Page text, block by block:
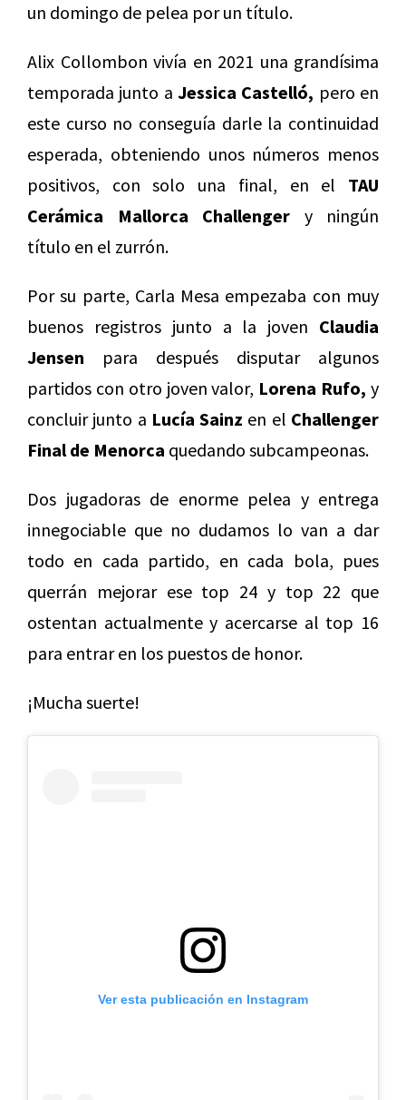
un domingo de pelea por un título.
Alix Collombon vivía en 2021 una grandísima
temporada junto a Jessica Castelló, pero en
este curso no conseguía darle la continuidad
esperada, obteniendo unos números menos
positivos, con solo una final, en el TAU
Cerámica Mallorca Challenger y ningún
título en el zurrón.
Por su parte, Carla Mesa empezaba con muy
buenos registros junto a la joven Claudia
Jensen para después disputar algunos
partidos con otro joven valor, Lorena Rufo, y
concluir junto a Lucía Sainz en el Challenger
Final de Menorca quedando subcampeonas.
Dos jugadoras de enorme pelea y entrega
innegociable que no dudamos lo van a dar
todo en cada partido, en cada bola, pues
querrán mejorar ese top 24 y top 22 que
ostentan actualmente y acercarse al top 16
para entrar en los puestos de honor.
¡Mucha suerte!
Ver esta publicación en Instagram